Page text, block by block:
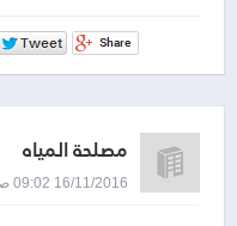
مصلحة المياه
16/11/2016 09:02 صباحاً